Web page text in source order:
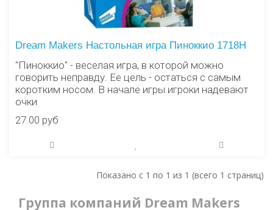
Dream Makers Настольная игра Пиноккио 1718H
"Пиноккио" - веселая игра, в которой можно
говорить неправду. Ее цель - остаться с самым
коротким носом. В начале игры игроки надевают
очки
27.00 руб
Показано с 1 по 1 из 1 (всего 1 страниц)
Группа компаний Dream Makers